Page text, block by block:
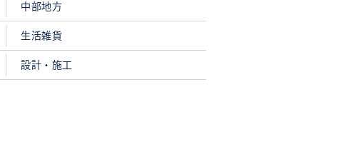
中部地方
生活雑貨
設計・施工